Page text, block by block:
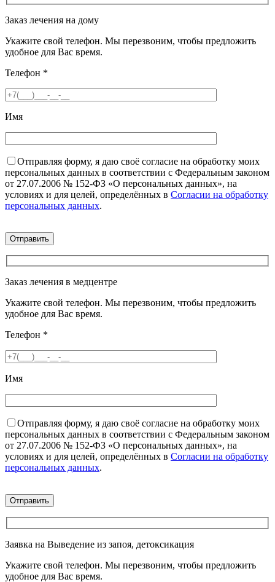
Заказ лечения на дому
Укажите свой телефон. Мы перезвоним, чтобы предложить
удобное для Вас время.
Телефон *
Имя
Отправляя форму, я даю своё согласие на обработку моих
персональных данных в соответствии с Федеральным законом
от 27.07.2006 № 152-ФЗ «О персональных данных», на
условиях и для целей, определённых в Согласии на обработку
персональных данных.
Заказ лечения в медцентре
Укажите свой телефон. Мы перезвоним, чтобы предложить
удобное для Вас время.
Телефон *
Имя
Отправляя форму, я даю своё согласие на обработку моих
персональных данных в соответствии с Федеральным законом
от 27.07.2006 № 152-ФЗ «О персональных данных», на
условиях и для целей, определённых в Согласии на обработку
персональных данных.
Заявка на Выведение из запоя, детоксикация
Укажите свой телефон. Мы перезвоним, чтобы предложить
удобное для Вас время.